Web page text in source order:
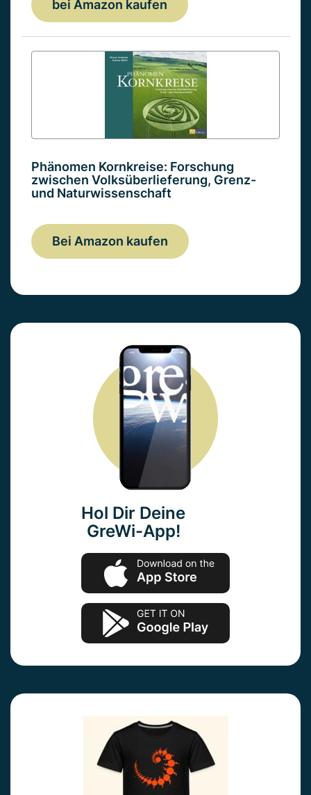
bei Amazon kaufen
Phänomen Kornkreise: Forschung
zwischen Volksüberlieferung, Grenz-
und Naturwissenschaft
Bei Amazon kaufen
Hol Dir Deine
GreWi-App!